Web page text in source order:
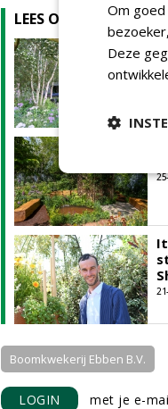
LEES OOK
Boomkwekerij Ebben B.V.
LOGIN met je e-
Om
Deze